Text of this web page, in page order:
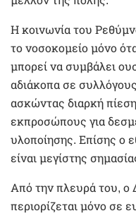
Η κοινωνία του
το νοσοκομείο μόνο
μπορεί να συμβάλει
αδιάκοπα σε
ασκώντας διαρκή
εκπροσώπους για
υλοποίησης. Επίσης ο
είναι μεγίστης
Από την πλευρά του, ο
περιορίζεται μόνο σε